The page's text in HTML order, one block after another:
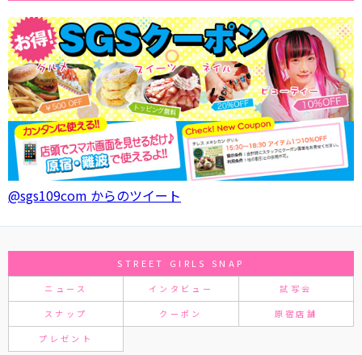
@sgs109com からのツイート
STREET GIRLS SNAP
ニュース インタビュー 試写会
スナップ クーポン 原宿店舗
プレゼント